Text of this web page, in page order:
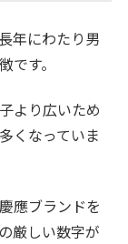
年にわたり男
す。
より広いため
くなっていま
應ブランドを
厳しい数字が